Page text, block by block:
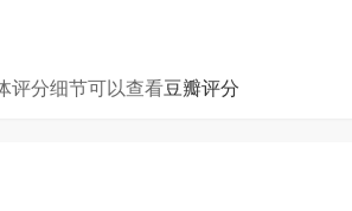
评分细节可以查看豆瓣评分